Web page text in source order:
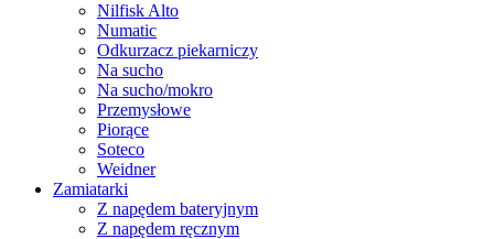
Nilfisk Alto
Numatic
Odkurzacz piekarniczy
Na sucho
Na sucho/mokro
Przemysłowe
Piorące
Soteco
Weidner
Zamiatarki
Z napędem bateryjnym
Z napędem ręcznym